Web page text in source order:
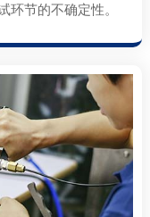
环节的不确定性。